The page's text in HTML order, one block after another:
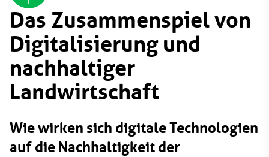
Das Zusammenspiel von
Digitalisierung und
nachhaltiger
Landwirtschaft
Wie wirken sich digitale Technologien
auf die Nachhaltigkeit der